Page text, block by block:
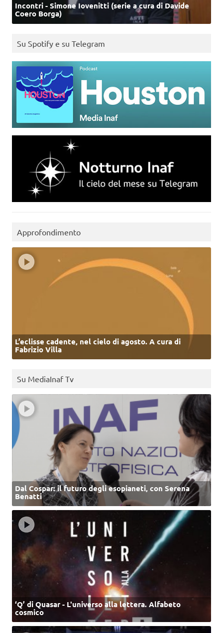
Incontri - Simone Iovenitti (serie a cura di Davide
Coero Borga)
Su Spotify e su Telegram
Approfondimento
L’eclisse cadente, nel cielo di agosto. A cura di
Fabrizio Villa
Su MediaInaf Tv
Dal Cospar: il futuro degli esopianeti, con Serena
Benatti
‘Q’ di Quasar - L'universo alla lettera. Alfabeto
cosmico